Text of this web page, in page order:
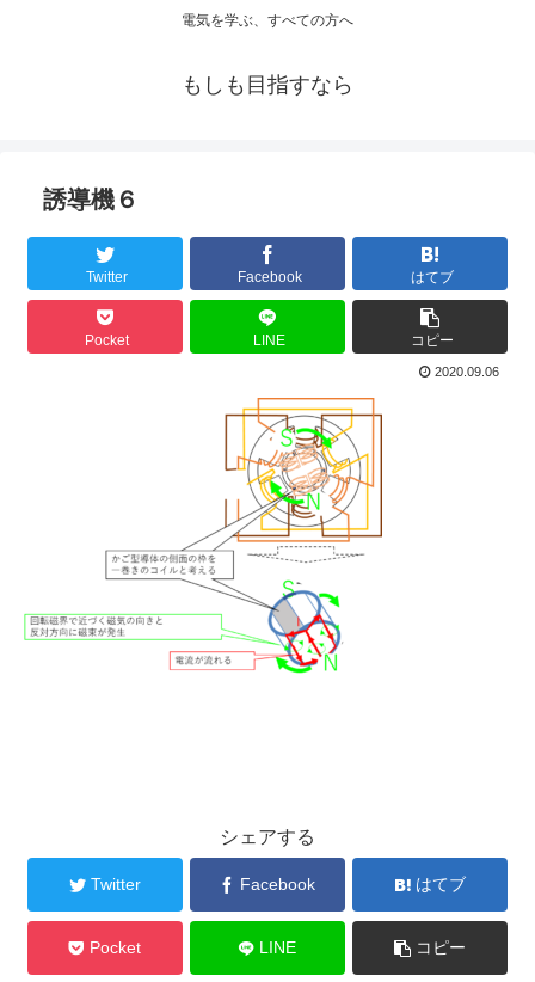
電気を学ぶ、すべての方へ
もしも目指すなら
誘導機６
Twitter Facebook はてブ
Pocket LINE コピー
2020.09.06
シェアする
Twitter Facebook はてブ
Pocket LINE コピー